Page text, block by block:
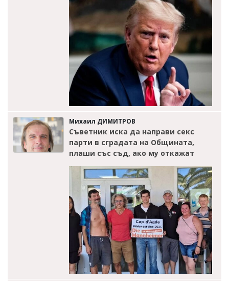
Михаил ДИМИТРОВ
Съветник иска да направи секс
парти в сградата на Общината,
плаши със съд, ако му откажат